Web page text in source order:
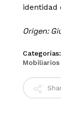
identidad
Origen:
Categorías:
Mobiliarios